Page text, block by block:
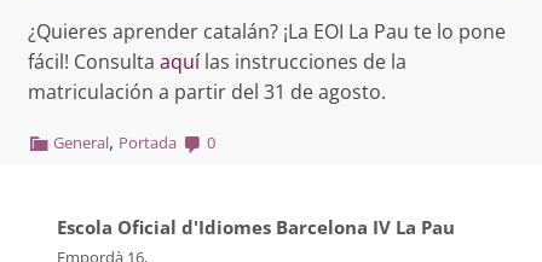
¿Quieres aprender catalán? ¡La EOI La Pau te lo pone
fácil! Consulta aquílas instrucciones de la
matriculación a partir del 31 de agosto.
General, Portada 0
Escola Oficial d'Idiomes Barcelona IV La Pau
Empordà 16,